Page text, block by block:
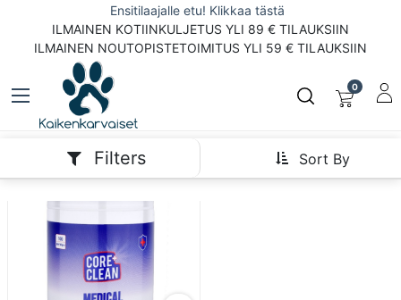
Ensitilaajalle etu! Klikkaa tästä
ILMAINEN KOTIINKULJETUS YLI 89 € TILAUKSIIN
ILMAINEN NOUTOPISTETOIMITUS YLI 59 € TILAUKSIIN
0
Sort By
Filters